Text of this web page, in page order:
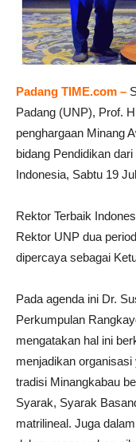
Padang TIME.com –
Padang (UNP), Prof.
penghargaan Minang
bidang Pendidikan
Indonesia, Sabtu 19
Rektor Terbaik
Rektor UNP dua
dipercaya sebagai
Pada agenda ini Dr.
Perkumpulan
mengatakan hal ini
menjadikan
tradisi Minangkabau
Syarak, Syarak
matrilineal. Juga